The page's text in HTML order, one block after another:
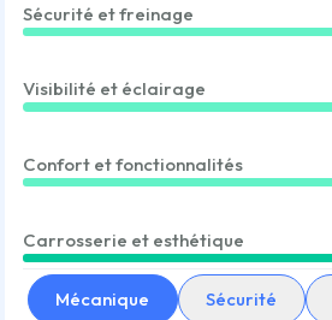
Sécurité et freinage
Visibilité et éclairage
Confort et fonctionnalités
Carrosserie et esthétique
Mécanique Sécurité